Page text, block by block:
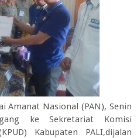
Amanat Nasional (PAN), Senin
ke Sekretariat Komisi
Kabupaten PALI,dijalan